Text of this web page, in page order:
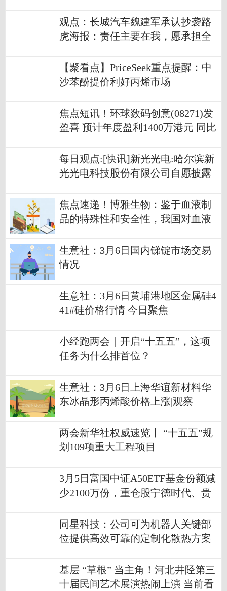
观点：长城汽车魏建军承认抄袭路
虎海报：责任主要在我，愿承担全
【聚看点】PriceSeek重点提醒：中
沙苯酚提价利好丙烯市场
焦点短讯！环球数码创意(08271)发
盈喜 预计年度盈利1400万港元 同比
每日观点:[快讯]新光光电:哈尔滨新
光光电科技股份有限公司自愿披露
焦点速递！博雅生物：鉴于血液制
品的特殊性和安全性，我国对血液
生意社：3月6日国内锑锭市场交易
情况
生意社：3月6日黄埔港地区金属硅4
41#硅价格行情 今日聚焦
小经跑两会｜开启“十五五”，这项
任务为什么排首位？
生意社：3月6日上海华谊新材料华
东冰晶形丙烯酸价格上涨|观察
两会新华社权威速览丨 “十五五”规
划109项重大工程项目
3月5日富国中证A50ETF基金份额减
少2100万份，重仓股宁德时代、贵
同星科技：公司可为机器人关键部
位提供高效可靠的定制化散热方案
基层 “草根” 当主角！河北井陉第三
十届民间艺术展演热闹上演 当前看